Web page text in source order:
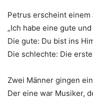
Petrus erscheint einem
„Ich habe eine gute
Die gute: Du bist ins
Die schlechte: Die
Zwei Männer gingen
Der eine war Musiker,